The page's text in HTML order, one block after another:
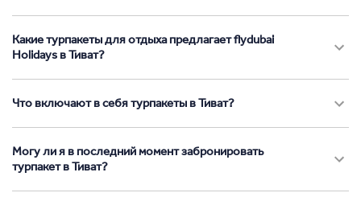
Какие турпакеты для отдыха предлагает flydubai
Holidays в Тиват?
Что включают в себя турпакеты в Тиват?
Могу ли я в последний момент забронировать
турпакет в Тиват?